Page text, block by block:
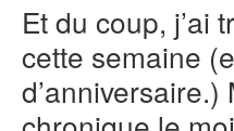
Et du coup, j’ai
cette semaine